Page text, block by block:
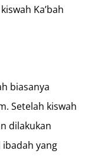
Ka’bah
biasanya
Setelah kiswah
dilakukan
yang